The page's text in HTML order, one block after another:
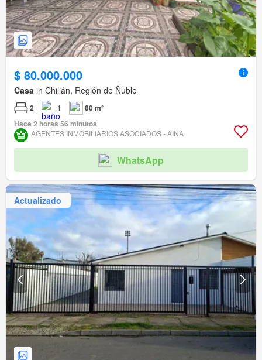
$ 80.000.000
Casa in Chillán, Región de Ñuble
2 1
80 m²
Hace 2 horas 56 minutos
AGENTES INMOBILIARIOS ASOCIADOS - AINA
WhatsApp
Actualizado